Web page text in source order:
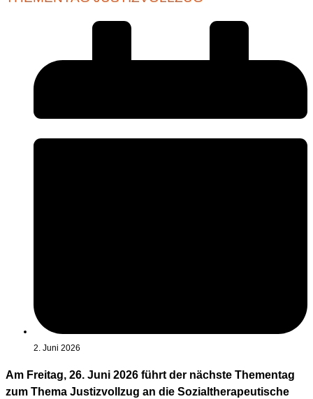
2. Juni 2026
Am Freitag, 26. Juni 2026 führt der nächste Thementag
zum Thema Justizvollzug an die Sozialtherapeutische